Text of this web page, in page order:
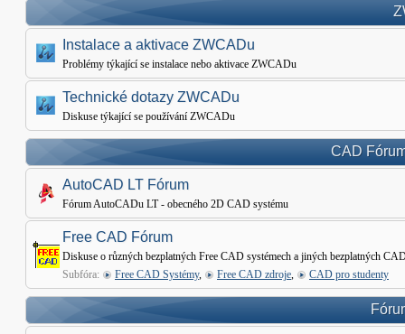
Instalace a aktivace ZWCADu
Problémy týkající se instalace nebo aktivace ZWCADu
Technické dotazy ZWCADu
Diskuse týkající se používání ZWCADu
CAD
AutoCAD LT Fórum
Fórum AutoCADu LT - obecného 2D CAD systému
Free CAD Fórum
Diskuse o různých bezplatných Free CAD systémech a jiných bezplatných
Subfóra:
Free CAD Systémy, Free CAD zdroje, CAD pro studenty